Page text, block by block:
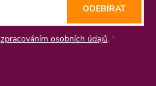
zpracováním osobních údajů.
ODEBÍRAT